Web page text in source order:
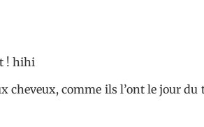
! hihi
cheveux, comme ils l’ont le jour